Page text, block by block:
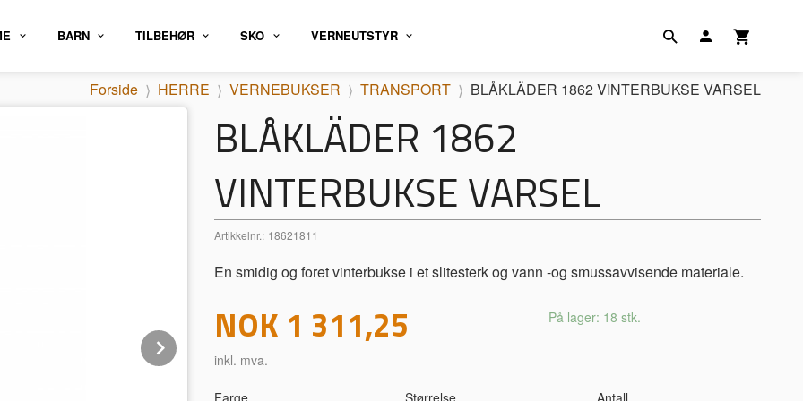
BARN TILBEHØR SKO VERNEUTSTYR
Forside HERRE VERNEBUKSER TRANSPORT BLÅKLÄDER 1862 VINTERBUKSE VARSEL
BLÅKLÄDER 1862
VINTERBUKSE VARSEL
Artikkelnr.: 18621811
En smidig og foret vinterbukse i et slitesterk og vann -og smussavvisende materiale.
Pris
NOK 1 311,25
inkl. mva.
På lager: 18 stk.